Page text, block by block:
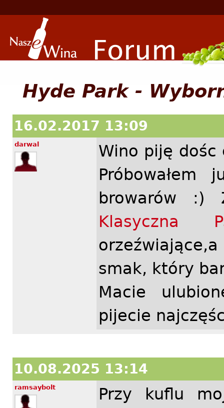
Hyde Park -
16.02.2017 13:09
darwal
Wino piję
Próbowałem
browarów :)
Klasyczna
smak, który
Macie
pijecie
10.08.2025 13:14
ramsaybolt
Przy kuflu